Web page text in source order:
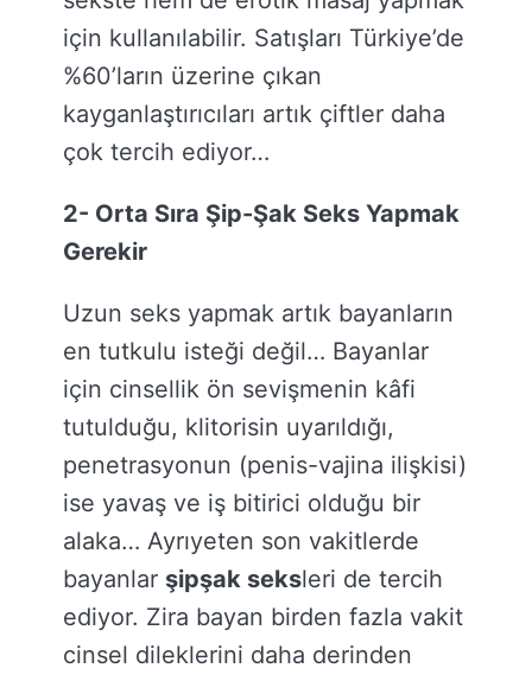
için kullanılabilir. Satışları Türkiye’de
%60’ların üzerine çıkan
kayganlaştırıcıları artık çiftler daha
çok tercih ediyor…
2- Orta Sıra Şip-Şak Seks Yapmak
Gerekir
Uzun seks yapmak artık bayanların
en tutkulu isteği değil… Bayanlar
için cinsellik ön sevişmenin kâfi
tutulduğu, klitorisin uyarıldığı,
penetrasyonun (penis-vajina ilişkisi)
ise yavaş ve iş bitirici olduğu bir
alaka… Ayrıyeten son vakitlerde
bayanlar şipşak seksleri de tercih
ediyor. Zira bayan birden fazla vakit
cinsel dileklerini daha derinden